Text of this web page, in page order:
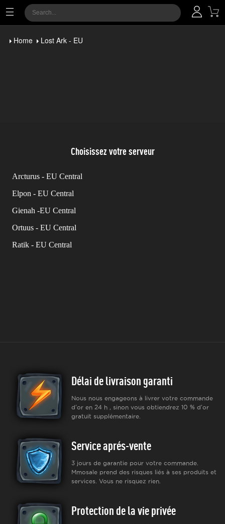
Home Lost Ark - EU
Choisissez votre serveur
Arcturus - EU Central
Elpon - EU Central
Gienah -EU Central
Ortuus - EU Central
Ratik - EU Central
Délai de livraison garanti
Nous nous engageons à livrer votre commande
d'or en 24 h , sinon vous obtiendrez 10 % d'or
gratuit supplémentaire.
Service aprés-vente
3 jours de garantie pour votre commande.
Mmosale prend des risques liés à ses produits et
services. Vous ne risquez rien.
Protection de la vie privée